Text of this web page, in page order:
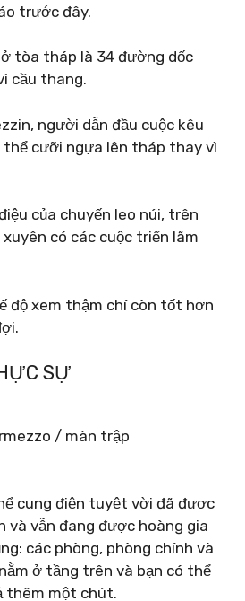
trước đây.
tòa tháp là 34 đường dốc
cầu thang.
người dẫn đầu cuộc kêu
thể cưỡi ngựa lên tháp thay vì
của chuyến leo núi, trên
có các cuộc triển lãm
độ xem thậm chí còn tốt hơn
SỰ
/ màn trập
cung điện tuyệt vời đã được
và vẫn đang được hoàng gia
các phòng, phòng chính và
ở tầng trên và bạn có thể
thêm một chút.